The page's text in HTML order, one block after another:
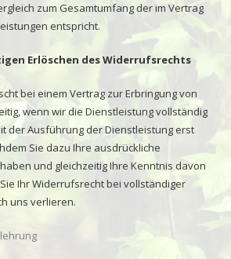
zum Gesamtumfang der im Vertrag
entspricht.
Erlöschen des Widerrufsrechts
bei einem Vertrag zur Erbringung von
wenn wir die Dienstleistung vollständig
der Ausführung der Dienstleistung erst
Sie dazu Ihre ausdrückliche
und gleichzeitig Ihre Kenntnis davon
Ihr Widerrufsrecht bei vollständiger
uns verlieren.